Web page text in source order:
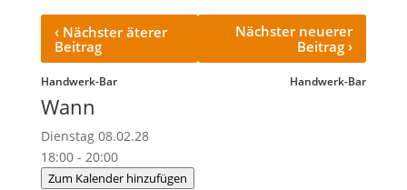
‹Nächster äterer
Beitrag
Handwerk-Bar
Nächster neuerer
Beitrag›
Handwerk-Bar
Wann
Dienstag 08.02.28
18:00 - 20:00
Zum Kalender hinzufügen